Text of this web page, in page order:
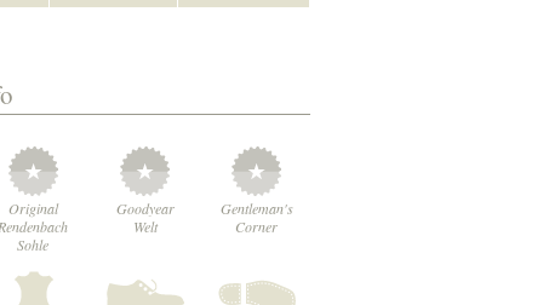
Original
Rendenbach
Sohle
Goodyear
Welt
Gentleman's
Corner